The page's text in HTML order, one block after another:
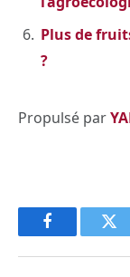
Plus de
?
Propulsé par
Facebook